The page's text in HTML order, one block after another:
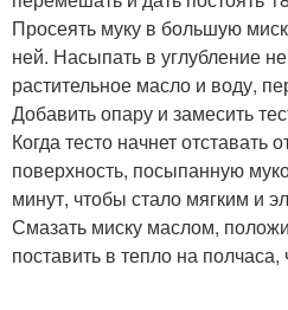
Просеять муку в большую
ней. Насыпать в углубление
растительное масло и воду,
Добавить опару и замесить
Когда тесто начнет отставать
поверхность, посыпанную
минут, чтобы стало мягким и
Смазать миску маслом,
поставить в тепло на